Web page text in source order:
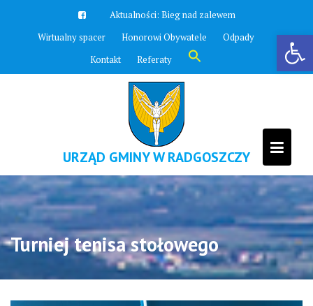
Otwórz pasek narzędzi
Aktualności: Bieg nad zalewem
Wirtualny spacer
Honorowi Obywatele
Odpady
Kontakt
Referaty Search
for:
Search Button
URZĄD GMINY W RADGOSZCZY
Turniej tenisa stołowego